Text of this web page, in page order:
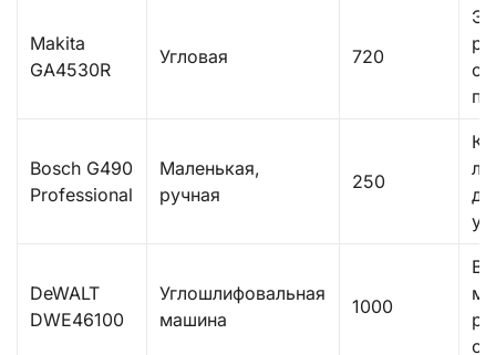
Makita
GA4530R
Угловая 720
Bosch G490
Professional
Маленькая,
ручная
250
DeWALT
DWE46100
Углошлифовальная
машина
1000